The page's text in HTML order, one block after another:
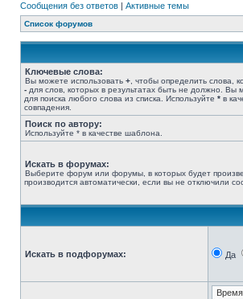
Сообщения без ответов | Активные темы
Список форумов
Ключевые слова:
Вы можете использовать + , чтобы определить слова,
- для слов, которых в результатах быть не должно.
для поиска любого слова из списка. Используйте * в
совпадения.
Поиск по автору:
Используйте * в качестве шаблона.
Искать в форумах:
Выберите форум или форумы, в которых будет
производится автоматически, если вы не отключили
Искать в подфорумах: Да